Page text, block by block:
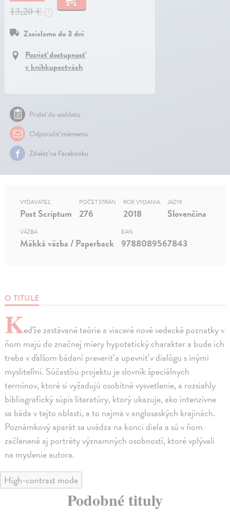
13,20 €
?
Zasielame do 3 dní
Pozrieť dostupnosť
v kníhkupectvách
Pridať do wishlistu
Odporučiť známemu
Zdielať na Facebooku
O TITULE
Keďže zastávané teórie a viaceré nové vedecké poznatky v
ňom majú do značnej miery hypotetický charakter a bude ich
treba v ďalšom bádaní preveriť a upevniť v dialógu s inými
mysliteľmi. Súčasťou projektu je slovník špeciálnych
termínov, ktoré si vyžadujú osobitné vysvetlenie, a rozsiahly
bibliografický súpis literatúry, ktorý ukazuje, ako intenzívne
sa báda v tejto oblasti, a to najmä v anglosaských krajinách.
Poznámkový aparát sa uvádza na konci diela a sú v ňom
začlenené aj portréty významných osobností, ktoré vplývali
na myslenie autora.
VYDAVATEĽ
Post Scriptum
POČET STRÁN
276
ROK VYDANIA
2018
JAZYK
Slovenčina
VÄZBA
Mäkká väzba / Paperback
EAN
9788089567843
High-contrast mode
Podobné tituly